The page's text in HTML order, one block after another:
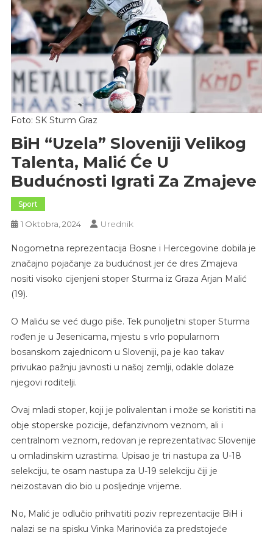
Foto: SK Sturm Graz
BiH “uzela” Sloveniji Velikog
Talenta, Malić Će U
Budućnosti Igrati Za Zmajeve
Sport
1 Oktobra, 2024 Urednik
Nogometna reprezentacija Bosne i Hercegovine dobila je
značajno pojačanje za budućnost jer će dres Zmajeva
nositi visoko cijenjeni stoper Sturma iz Graza Arjan Malić
(19).
O Maliću se već dugo piše. Tek punoljetni stoper Sturma
rođen je u Jesenicama, mjestu s vrlo popularnom
bosanskom zajednicom u Sloveniji, pa je kao takav
privukao pažnju javnosti u našoj zemlji, odakle dolaze
njegovi roditelji.
Ovaj mladi stoper, koji je polivalentan i može se koristiti na
obje stoperske pozicije, defanzivnom veznom, ali i
centralnom veznom, redovan je reprezentativac Slovenije
u omladinskim uzrastima. Upisao je tri nastupa za U-18
selekciju, te osam nastupa za U-19 selekciju čiji je
neizostavan dio bio u posljednje vrijeme.
No, Malić je odlučio prihvatiti poziv reprezentacije BiH i
nalazi se na spisku Vinka Marinovića za predstojeće